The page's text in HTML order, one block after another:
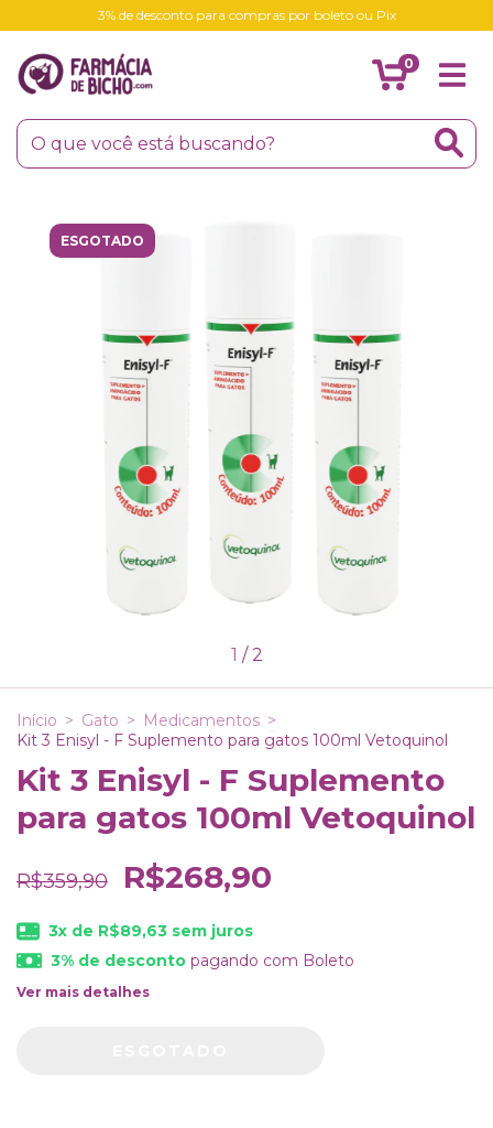
3% de desconto para compras por boleto ou Pix
0
ESGOTADO
1 / 2
Início > Gato > Medicamentos >
Kit 3 Enisyl - F Suplemento para gatos 100ml Vetoquinol
Kit 3 Enisyl - F Suplemento
para gatos 100ml Vetoquinol
R$359,90 R$268,90
3x de R$89,63sem juros
3% de desconto pagando com Boleto
Ver mais detalhes